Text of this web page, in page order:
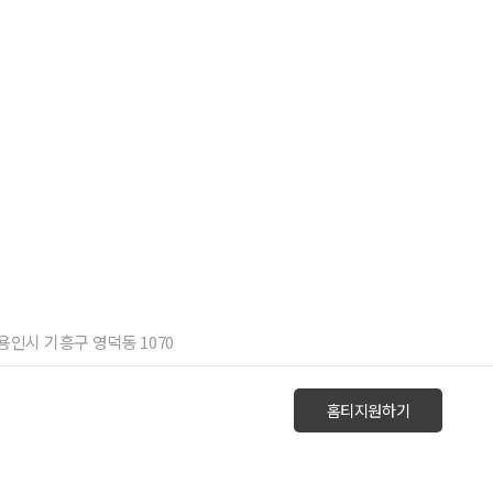
인시 기흥구 영덕동 1070
홈티지원하기